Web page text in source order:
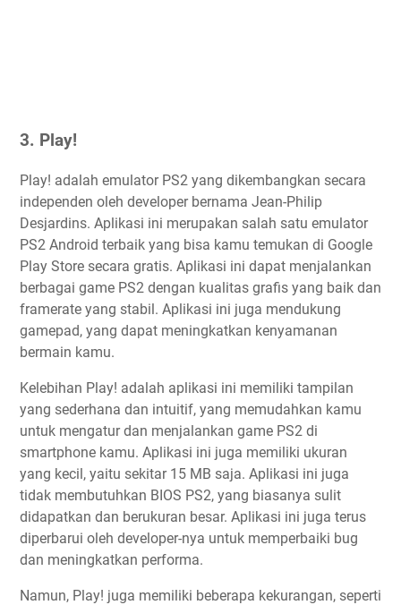
3. Play!
Play! adalah emulator PS2 yang dikembangkan secara
independen oleh developer bernama Jean-Philip
Desjardins. Aplikasi ini merupakan salah satu emulator
PS2 Android terbaik yang bisa kamu temukan di Google
Play Store secara gratis. Aplikasi ini dapat menjalankan
berbagai game PS2 dengan kualitas grafis yang baik dan
framerate yang stabil. Aplikasi ini juga mendukung
gamepad, yang dapat meningkatkan kenyamanan
bermain kamu.
Kelebihan Play! adalah aplikasi ini memiliki tampilan
yang sederhana dan intuitif, yang memudahkan kamu
untuk mengatur dan menjalankan game PS2 di
smartphone kamu. Aplikasi ini juga memiliki ukuran
yang kecil, yaitu sekitar 15 MB saja. Aplikasi ini juga
tidak membutuhkan BIOS PS2, yang biasanya sulit
didapatkan dan berukuran besar. Aplikasi ini juga terus
diperbarui oleh developer-nya untuk memperbaiki bug
dan meningkatkan performa.
Namun, Play! juga memiliki beberapa kekurangan, seperti